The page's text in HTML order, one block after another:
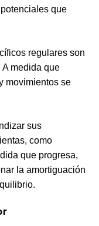
que
regulares son
medida que
movimientos se
sus
como
que progresa,
la amortiguación